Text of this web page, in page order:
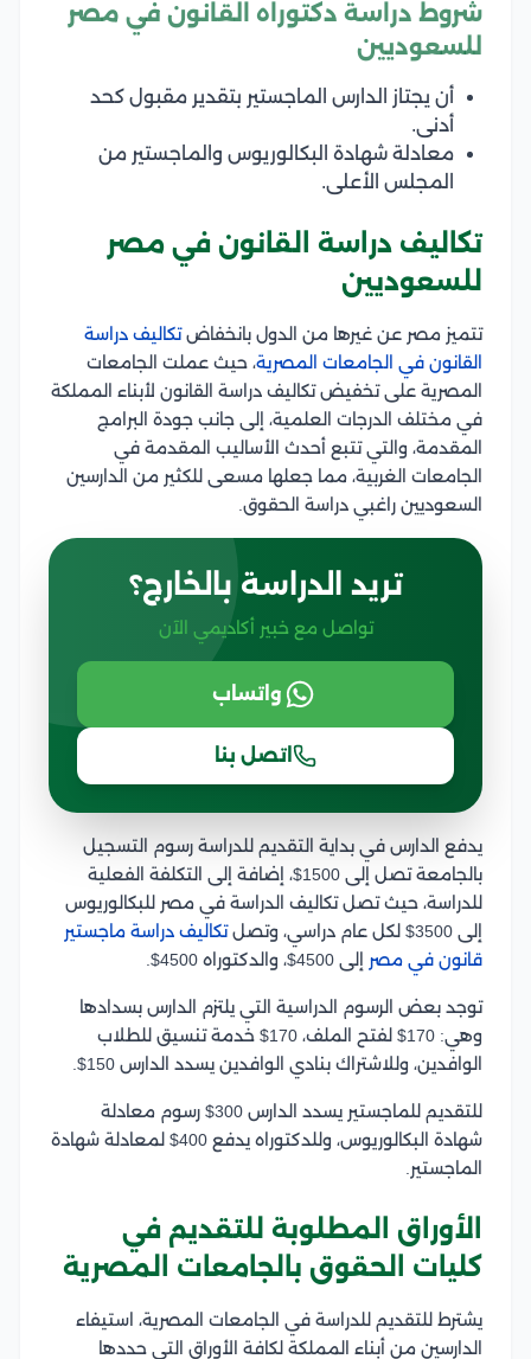
شروط دراسة دكتوراه القانون في مصر
للسعوديين
أن يجتاز الدارس الماجستير بتقدير مقبول كحد
أدنى.
معادلة شهادة البكالوريوس والماجستير من
المجلس الأعلى.
تكاليف دراسة القانون في مصر
للسعوديين
تتميز مصر عن غيرها من الدول بانخفاضتكاليف دراسة
القانون في الجامعات المصرية، حيث عملت الجامعات
المصرية على تخفيض تكاليف دراسة القانون لأبناء المملكة
في مختلف الدرجات العلمية، إلى جانب جودة البرامج
المقدمة، والتي تتبع أحدث الأساليب المقدمة في
الجامعات الغربية، مما جعلها مسعى للكثير من الدارسين
السعوديين راغبي دراسة الحقوق.
تريد الدراسة بالخارج؟
تواصل مع خبير أكاديمي الآن
واتساب
اتصل بنا
يدفع الدارس في بداية التقديم للدراسة رسوم التسجيل
بالجامعة تصل إلى 1500$، إضافة إلى التكلفة الفعلية
للدراسة، حيث تصل تكاليف الدراسة في مصر للبكالوريوس
إلى 3500$ لكل عام دراسي، وتصل
تكاليف دراسة ماجستير
قانون في مصر إلى 4500$، والدكتوراه 4500$.
توجد بعض الرسوم الدراسية التي يلتزم الدارس بسدادها
وهي: 170$ لفتح الملف، 170$ خدمة تنسيق للطلاب
الوافدين، وللاشتراك بنادي الوافدين يسدد الدارس 150$.
للتقديم للماجستير يسدد الدارس 300$ رسوم معادلة
شهادة البكالوريوس، وللدكتوراه يدفع 400$ لمعادلة شهادة
الماجستير.
الأوراق المطلوبة للتقديم في
كليات الحقوق بالجامعات المصرية
يشترط للتقديم للدراسة في الجامعات المصرية، استيفاء
الدارسين من أبناء المملكة لكافة الأوراق التي حددها